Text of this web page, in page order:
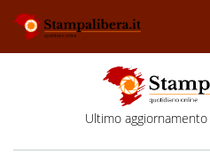
Ultimo aggiornamento